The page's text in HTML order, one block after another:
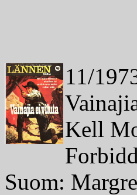
11/
Kell
Suom: